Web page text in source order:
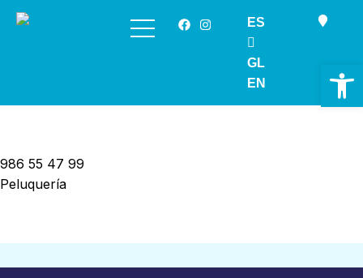
ES
GL
EN
986 55 47 99
Peluquería